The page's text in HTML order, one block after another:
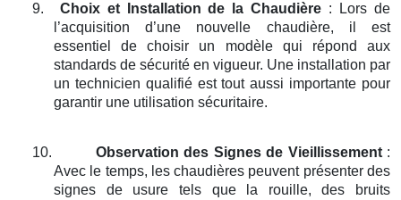
9. Choix et Installation de la Chaudière : Lors de
l’acquisition d’une nouvelle chaudière, il est
essentiel de choisir un modèle qui répond aux
standards de sécurité en vigueur. Une installation par
un technicien qualifié est tout aussi importante pour
garantir une utilisation sécuritaire.
10. Observation des Signes de Vieillissement:
Avec le temps, les chaudières peuvent présenter des
signes de usure tels que la rouille, des bruits